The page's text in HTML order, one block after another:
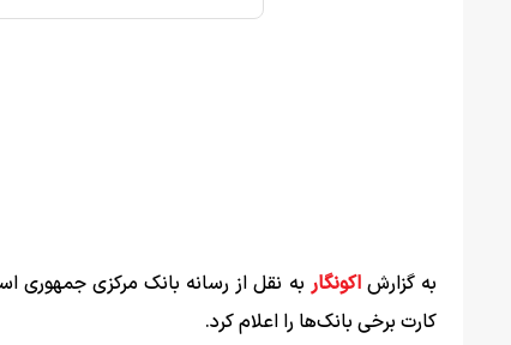
به گزارشاکونگار به نقل از رسانه بانک مرکزی جمهوری
کارت برخی بانک‌ها را اعلام کرد.